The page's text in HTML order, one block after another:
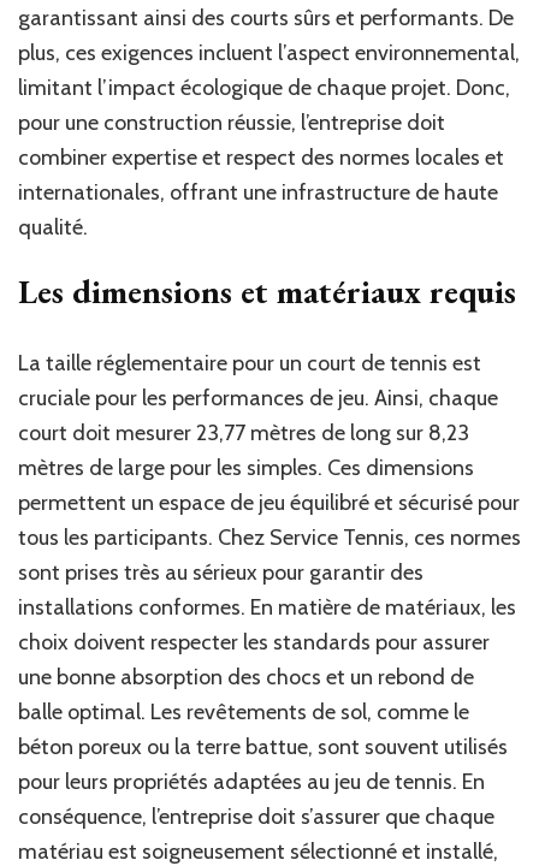
garantissant ainsi des courts sûrs et performants. De
plus, ces exigences incluent l’aspect environnemental,
limitant l’impact écologique de chaque projet. Donc,
pour une construction réussie, l’entreprise doit
combiner expertise et respect des normes locales et
internationales, offrant une infrastructure de haute
qualité.
Les dimensions et matériaux requis
La taille réglementaire pour un court de tennis est
cruciale pour les performances de jeu. Ainsi, chaque
court doit mesurer 23,77 mètres de long sur 8,23
mètres de large pour les simples. Ces dimensions
permettent un espace de jeu équilibré et sécurisé pour
tous les participants. Chez Service Tennis, ces normes
sont prises très au sérieux pour garantir des
installations conformes. En matière de matériaux, les
choix doivent respecter les standards pour assurer
une bonne absorption des chocs et un rebond de
balle optimal. Les revêtements de sol, comme le
béton poreux ou la terre battue, sont souvent utilisés
pour leurs propriétés adaptées au jeu de tennis. En
conséquence, l’entreprise doit s’assurer que chaque
matériau est soigneusement sélectionné et installé,